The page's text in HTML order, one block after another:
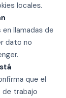
locales.
llamadas de
dato no
que el
de trabajo